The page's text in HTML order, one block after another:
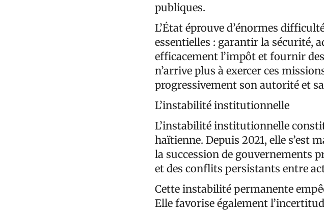
publiques.
L’État éprouve d’énormes
essentielles : garantir la sécurité,
efficacement l’impôt et fournir
n’arrive plus à exercer ces
progressivement son autorité et
L’instabilité institutionnelle
L’instabilité institutionnelle
haïtienne. Depuis 2021, elle s’est
la succession de gouvernements
et des conflits persistants entre
Cette instabilité permanente
Elle favorise également